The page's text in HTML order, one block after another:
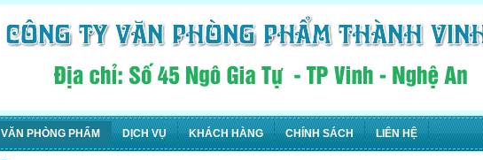
VĂN PHÒNG PHẨM DỊCH VỤ KHÁCH HÀNG CHÍNH SÁCH LIÊN HỆ